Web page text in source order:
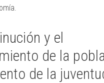
y el
de la
de la